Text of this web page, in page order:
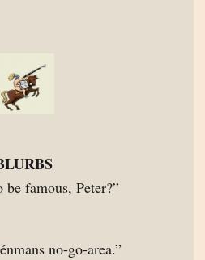
famous, Peter?”
no-go-area.”